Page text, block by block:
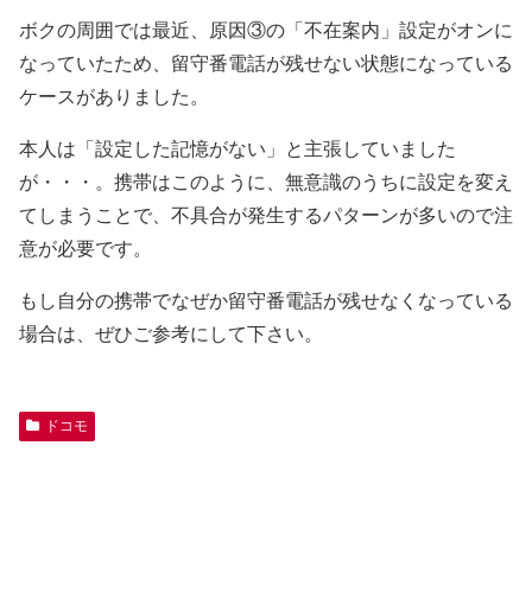
ボクの周囲では最近、原因③の「不在案内」設定がオンに
なっていたため、留守番電話が残せない状態になっている
ケースがありました。
本人は「設定した記憶がない」と主張していました
が・・・。携帯はこのように、無意識のうちに設定を変え
てしまうことで、不具合が発生するパターンが多いので注
意が必要です。
もし自分の携帯でなぜか留守番電話が残せなくなっている
場合は、ぜひご参考にして下さい。
ドコモ